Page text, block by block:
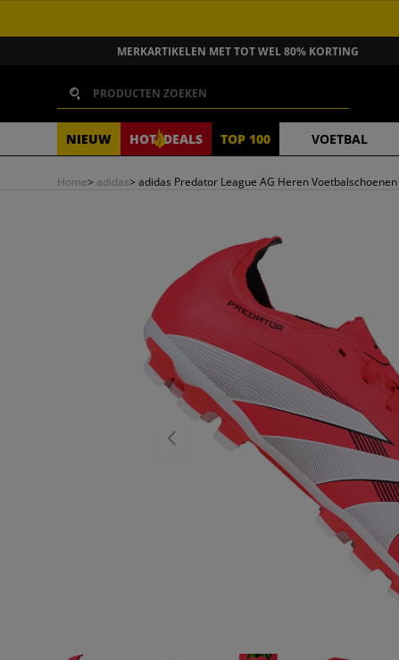
GA NAAR INHOUD
MERKARTIKELEN MET TOT WEL 80% KORTING
NIEUW HOT DEALS TOP 100 VOETBAL
Zoeken
Home> adidas> adidas Predator League AG Heren
VORIGE